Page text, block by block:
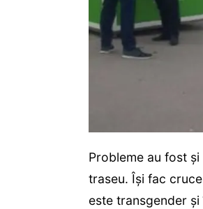
Probleme au fost
traseu. Își fac
este transgender